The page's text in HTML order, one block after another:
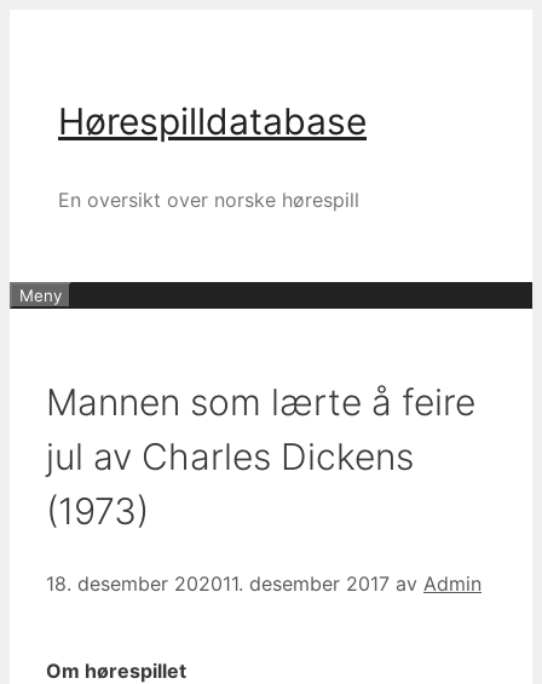
Hørespilldatabase
En oversikt over norske hørespill
Meny
Mannen som lærte å feire
jul av Charles Dickens
(1973)
18. desember 202011. desember 2017 av Admin
Om hørespillet